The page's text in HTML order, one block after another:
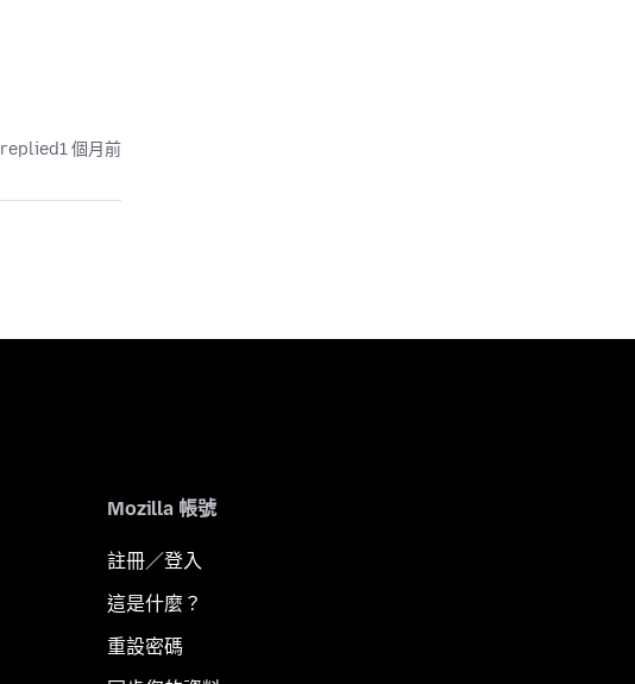
replied1 個月前
Mozilla 帳號
註冊／登入
這是什麼？
重設密碼